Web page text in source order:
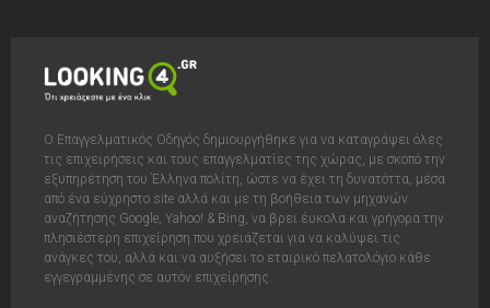
Ο Επαγγελματικός Οδηγός δημιουργήθηκε για να καταγράψει όλες
τις επιχειρήσεις και τους επαγγελματίες της χώρας, με σκοπό την
εξυπηρέτηση του Έλληνα πολίτη, ώστε να έχει τη δυνατόττα, μέσα
από ένα εύχρηστο site αλλά και με τη βοήθεια των μηχανών
αναζήτησης Google, Yahoo! & Bing, να βρει έυκολα και γρήγορα την
πλησιέστερη επιχείρηση που χρειάζεται για να καλύψει τις
ανάγκες του, αλλά και να αυξήσει το εταιρικό πελατολόγιο κάθε
εγγεγραμμένης σε αυτόν επιχείρησης.